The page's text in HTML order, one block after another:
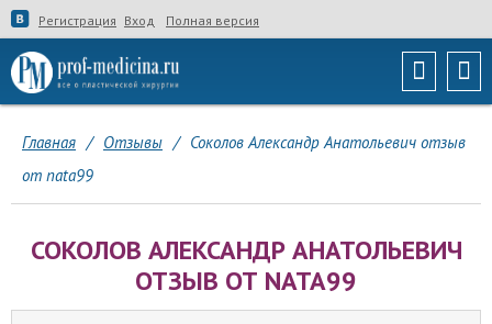
Регистрация Вход Полная версия
Главная / Отзывы / Соколов Александр Анатольевич отзыв
от nata99
СОКОЛОВ АЛЕКСАНДР АНАТОЛЬЕВИЧ
ОТЗЫВ ОТ NATA99